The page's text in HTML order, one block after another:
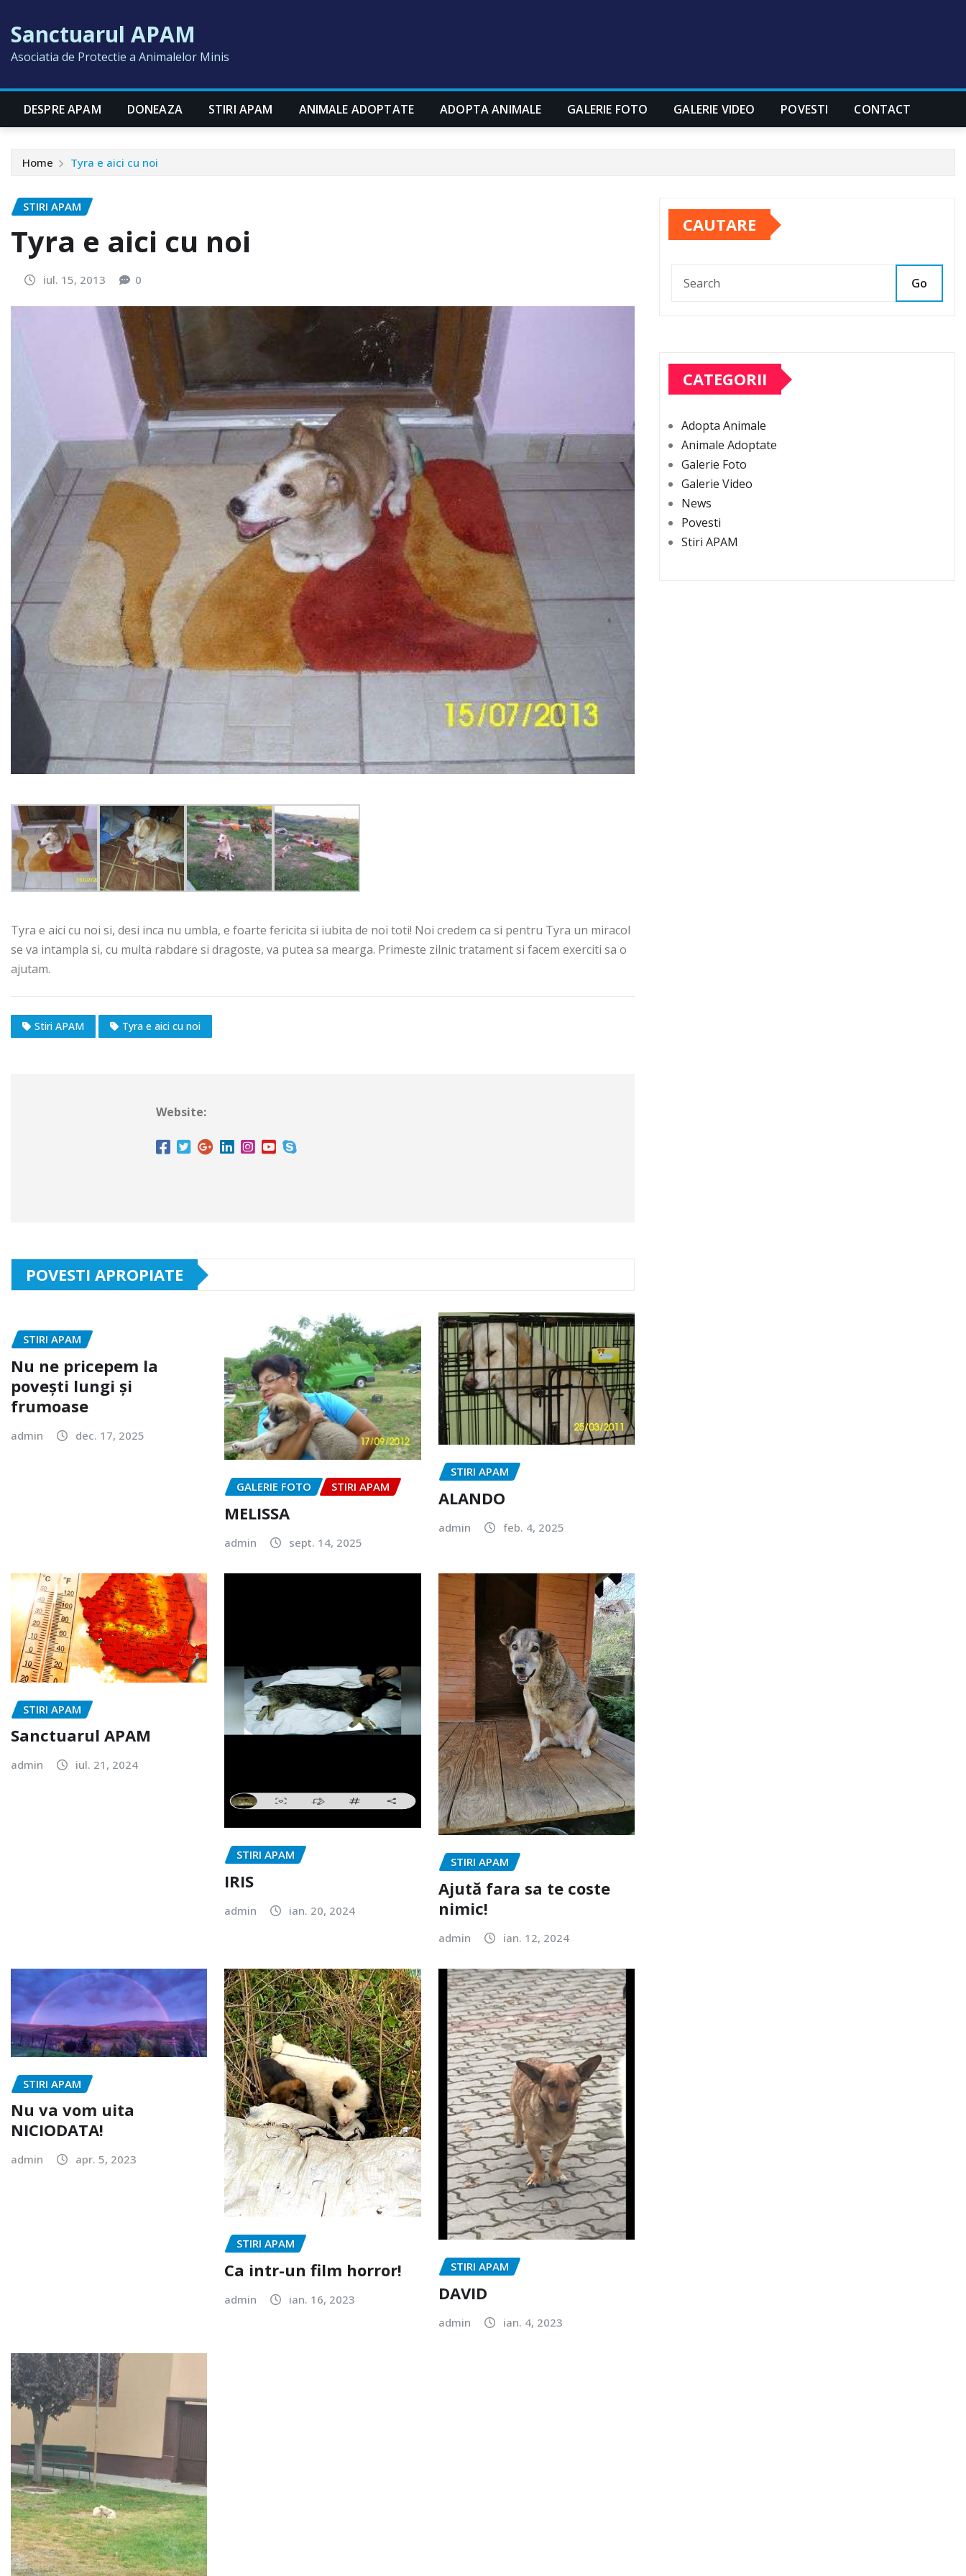
content
Sanctuarul APAM
Asociatia de Protectie a Animalelor Minis
DESPRE APAM DONEAZA STIRI APAM ANIMALE ADOPTATE ADOPTA ANIMALE GALERIE FOTO GALERIE VIDEO POVESTI CONTACT
Home Tyra e aici cu noi
STIRI APAM
Tyra e aici cu noi
iul. 15, 2013 0
Tyra e aici cu noi si, desi inca nu umbla, e foarte fericita si iubita de noi toti! Noi credem ca si pentru Tyra un miracol
se va intampla si, cu multa rabdare si dragoste, va putea sa mearga. Primeste zilnic tratament si facem exerciti sa o
ajutam.
Stiri APAM Tyra e aici cu noi
Website:
POVESTI APROPIATE
STIRI APAM
Nu ne pricepem la
povești lungi și
frumoase
admin dec. 17, 2025
GALERIE FOTO STIRI APAM
MELISSA
admin sept. 14, 2025
STIRI APAM
ALANDO
admin feb. 4, 2025
STIRI APAM
Sanctuarul APAM
admin iul. 21, 2024
STIRI APAM
IRIS
admin ian. 20, 2024
STIRI APAM
Ajută fara sa te coste
nimic!
admin ian. 12, 2024
STIRI APAM
Nu va vom uita
NICIODATA!
admin apr. 5, 2023
STIRI APAM
Ca intr-un film horror!
admin ian. 16, 2023
STIRI APAM
DAVID
admin ian. 4, 2023
CAUTARE
Go
CATEGORII
Adopta Animale
Animale Adoptate
Galerie Foto
Galerie Video
News
Povesti
Stiri APAM